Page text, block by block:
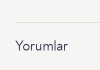
Yorumlar